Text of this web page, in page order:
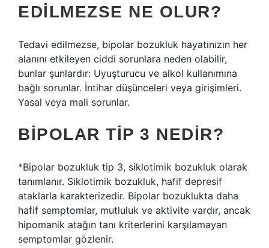
EDILMEZSE NE OLUR?
Tedavi edilmezse, bipolar bozukluk hayatınızın her
alanını etkileyen ciddi sorunlara neden olabilir,
bunlar şunlardır: Uyuşturucu ve alkol kullanımına
bağlı sorunlar. İntihar düşünceleri veya girişimleri.
Yasal veya mali sorunlar.
BIPOLAR TIP 3 NEDIR?
*Bipolar bozukluk tip 3, siklotimik bozukluk olarak
tanımlanır. Siklotimik bozukluk, hafif depresif
ataklarla karakterizedir. Bipolar bozuklukta daha
hafif semptomlar, mutluluk ve aktivite vardır, ancak
hipomanik atağın tanı kriterlerini karşılamayan
semptomlar gözlenir.